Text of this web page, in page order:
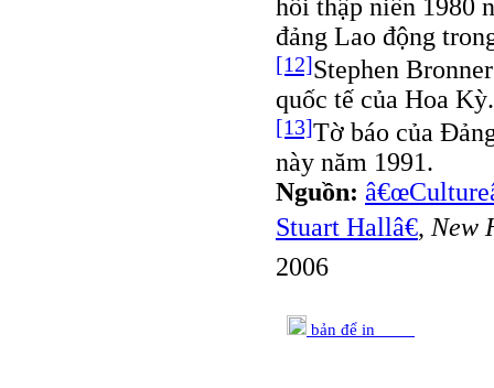
hồi thập niên 1980
đảng Lao động
[12]Stephen
quốc tế của Hoa Kỳ.
[13]Tờ báo của
này năm 1991.
Nguồn:
Stuart Hallâ€, New
2006
bản để in